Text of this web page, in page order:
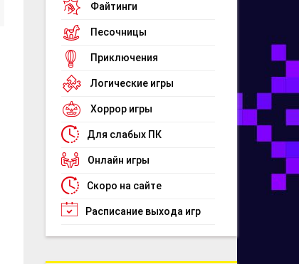
Файтинги
Песочницы
Приключения
Логические игры
Хоррор игры
Для слабых ПК
Онлайн игры
Скоро на сайте
Расписание выхода игр